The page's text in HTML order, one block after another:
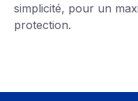
simplicité, pour un
protection.